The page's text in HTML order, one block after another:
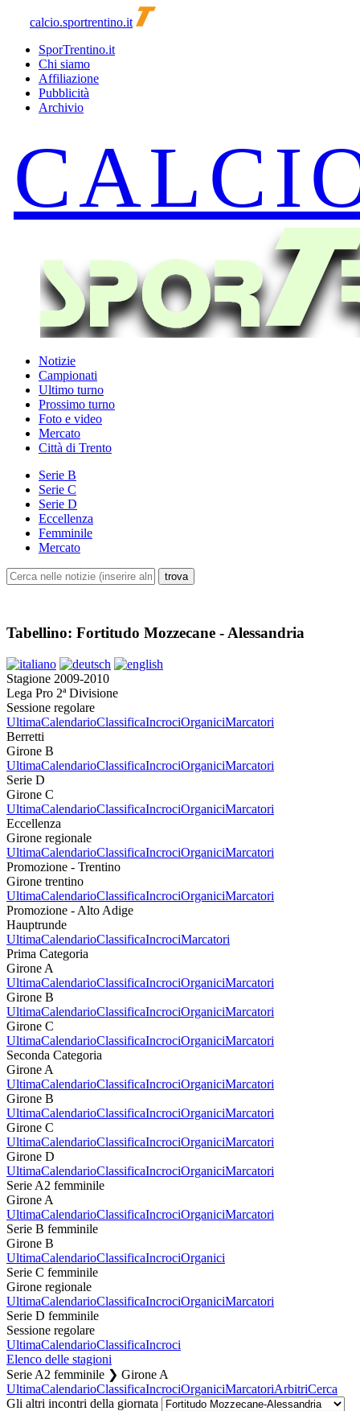
calcio.sportrentino.it
SporTrentino.it
Chi siamo
Affiliazione
Pubblicità
Archivio
Notizie
Campionati
Ultimo turno
Prossimo turno
Foto e video
Mercato
Città di Trento
Serie B
Serie C
Serie D
Eccellenza
Femminile
Mercato
Tabellino: Fortitudo Mozzecane - Alessandria
Stagione 2009-2010
Lega Pro 2ª Divisione
Sessione regolare
UltimaCalendarioClassificaIncrociOrganiciMarcatori
Berretti
Girone B
UltimaCalendarioClassificaIncrociOrganiciMarcatori
Serie D
Girone C
UltimaCalendarioClassificaIncrociOrganiciMarcatori
Eccellenza
Girone regionale
UltimaCalendarioClassificaIncrociOrganiciMarcatori
Promozione - Trentino
Girone trentino
UltimaCalendarioClassificaIncrociOrganiciMarcatori
Promozione - Alto Adige
Hauptrunde
UltimaCalendarioClassificaIncrociMarcatori
Prima Categoria
Girone A
UltimaCalendarioClassificaIncrociOrganiciMarcatori
Girone B
UltimaCalendarioClassificaIncrociOrganiciMarcatori
Girone C
UltimaCalendarioClassificaIncrociOrganiciMarcatori
Seconda Categoria
Girone A
UltimaCalendarioClassificaIncrociOrganiciMarcatori
Girone B
UltimaCalendarioClassificaIncrociOrganiciMarcatori
Girone C
UltimaCalendarioClassificaIncrociOrganiciMarcatori
Girone D
UltimaCalendarioClassificaIncrociOrganiciMarcatori
Serie A2 femminile
Girone A
UltimaCalendarioClassificaIncrociOrganiciMarcatori
Serie B femminile
Girone B
UltimaCalendarioClassificaIncrociOrganici
Serie C femminile
Girone regionale
UltimaCalendarioClassificaIncrociOrganiciMarcatori
Serie D femminile
Sessione regolare
UltimaCalendarioClassificaIncroci
Elenco delle stagioni
Serie A2 femminile ❯ Girone A
UltimaCalendarioClassificaIncrociOrganiciMarcatoriArbitriCerca
Gli altri incontri della giornata